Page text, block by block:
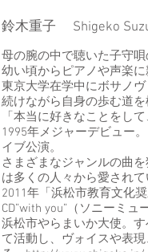
鈴木重子 Shigeko
母の腕の中で聴いた子守
幼い頃からピアノや声楽
東京大学在学中にボサノ
続けながら自身の歩む道
「本当に好きなことをし
1995年メジャーデビュー
イブ公演。
さまざまなジャンルの曲
は多くの人々から愛され
2011年「浜松市教育文化
CD”with you”（ソニーミ
浜松市やらまいか大使。
て活動し、ヴォイスや表